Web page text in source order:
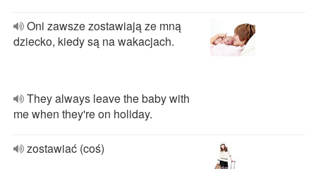
Oni zawsze zostawiają ze mną
dziecko, kiedy są na wakacjach.
They always leave the baby with
me when they're on holiday.
zostawiać (coś)